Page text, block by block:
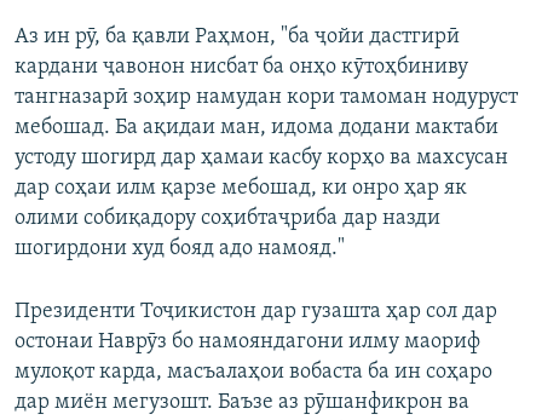
Аз ин рӯ, ба қавли Раҳмон, "ба ҷойи дастгирӣ
кардани ҷавонон нисбат ба онҳо кӯтоҳбиниву
тангназарӣ зоҳир намудан кори тамоман нодуруст
мебошад. Ба ақидаи ман, идома додани мактаби
устоду шогирд дар ҳамаи касбу корҳо ва махсусан
дар соҳаи илм қарзе мебошад, ки онро ҳар як
олими собиқадору соҳибтаҷриба дар назди
шогирдони худ бояд адо намояд."
Президенти Тоҷикистон дар гузашта ҳар сол дар
остонаи Наврӯз бо намояндагони илму маориф
мулоқот карда, масъалаҳои вобаста ба ин соҳаро
дар миён мегузошт. Баъзе аз рӯшанфикрон ва